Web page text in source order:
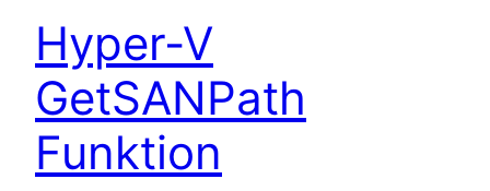
Hyper-V
GetSANPath
Funktion